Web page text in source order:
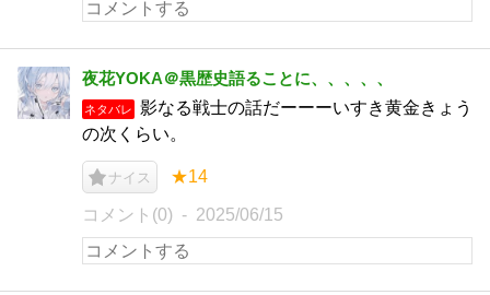
夜花YOKA＠黒歴史語ることに、、、、、
ネタバレ
影なる戦士の話だーーーいすき黄金きょう
の次くらい。
ナイス ★14
コメント(0) 2025/06/15